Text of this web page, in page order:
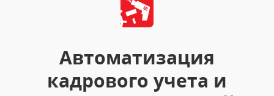
Автоматизация
кадрового учета и